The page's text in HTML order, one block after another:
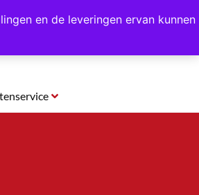
en de leveringen ervan kunnen